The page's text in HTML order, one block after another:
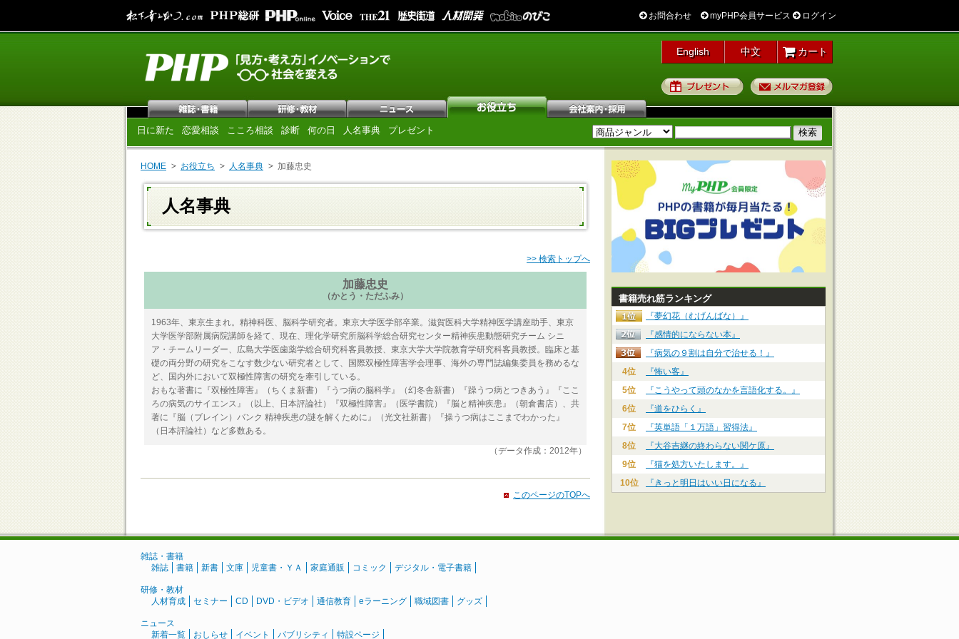
お問合わせ myPHP会員サービス ログイン
English 中文 カート
プレゼント
日に新た 恋愛相談 こころ相談 診断 何の日 人名事典 プレゼント
HOME お役立ち 人名事典 加藤忠史
人名事典
>> 検索トップへ
加藤忠史
（かとう・ただふみ）
1963年、東京生まれ。精神科医、脳科学研究者。東京大学医学部卒業。滋賀医科大学精神医学講座助手、東京
大学医学部附属病院講師を経て、現在、理化学研究所脳科学総合研究センター精神疾患動態研究チーム シニ
ア・チームリーダー、広島大学医歯薬学総合研究科客員教授、東京大学大学院教育学研究科客員教授。臨床と基
礎の両分野の研究をこなす数少ない研究者として、国際双極性障害学会理事、海外の専門誌編集委員を務めるな
ど、国内外において双極性障害の研究を牽引している。
おもな著書に『双極性障害』（ちくま新書）『うつ病の脳科学』（幻冬舎新書）『躁うつ病とつきあう』『ここ
ろの病気のサイエンス』（以上、日本評論社）『双極性障害』（医学書院）『脳と精神疾患』（朝倉書店）、共
著に『脳（ブレイン）バンク 精神疾患の謎を解くために』（光文社新書）『操うつ病はここまでわかった』
（日本評論社）など多数ある。
（データ作成：2012年）
このページのTOPへ
書籍売れ筋ランキング
『夢幻花（むげんばな）』
『感情的にならない本』
『病気の９割は自分で治せる！』
4位
『怖い客』
5位
『こうやって頭のなかを言語化する。』
6位
『道をひらく』
7位
『英単語「１万語」習得法』
8位
『大谷吉継の終わらない関ケ原』
9位
『猫を処方いたします。』
10位
『きっと明日はいい日になる』
雑誌・書籍
雑誌
書籍 新書 文庫 児童書・ＹＡ 家庭通販 コミック デジタル・電子書籍
研修・教材
人材育成
セミナー CD DVD・ビデオ 通信教育 eラーニング 職域図書 グッズ
ニュース
新着一覧
おしらせ イベント パブリシティ 特設ページ